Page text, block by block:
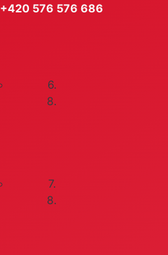
+420 576 576 686
6.
8.
7.
8.